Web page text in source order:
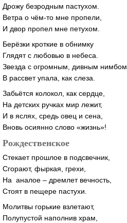
Дрожу безродным пастухом.
Ветра о чём-то мне пропели,
И двор пропел мне петухом.
Берёзки кроткие в обнимку
Глядят с любовью в небеса.
Звезда с огромным, дивным нимбом
В рассвет упала, как слеза.
Забьётся колокол, как сердце,
На детских ручках мир лежит,
И в яслях, средь овец и сена,
Вновь осиянно слово «жизнь»!
Рождественское
Стекает прошлое в подсвечник,
Сгорают, фыркая, грехи,
На аналое – дремлет вечность,
Стоят в пещере пастухи.
Молитвы горькие взлетают,
Полупустой наполнив храм,